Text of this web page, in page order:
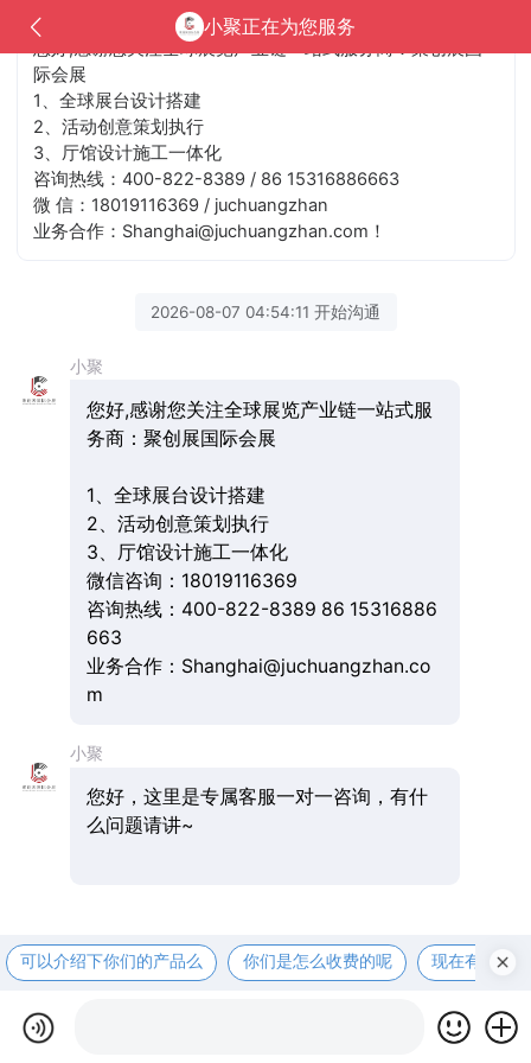
小聚正在为您服务
您好,感谢您关注全球展览产业链一站式服务商：聚创展国
际会展
1、全球展台设计搭建
2、活动创意策划执行
3、厅馆设计施工一体化
咨询热线：400-822-8389 / 86 15316886663
微 信：18019116369 / juchuangzhan
业务合作：Shanghai@juchuangzhan.com！
2026-08-07 04:54:11 开始沟通
小聚
您好,感谢您关注全球展览产业链一站式服
务商：聚创展国际会展
1、全球展台设计搭建
2、活动创意策划执行
3、厅馆设计施工一体化
微信咨询：18019116369
咨询热线：400-822-8389 86 15316886
663
业务合作：Shanghai@juchuangzhan.co
m
小聚
您好，这里是专属客服一对一咨询，有什
么问题请讲~
可以介绍下你们的产品么 你们是怎么收费的呢 现在有优惠